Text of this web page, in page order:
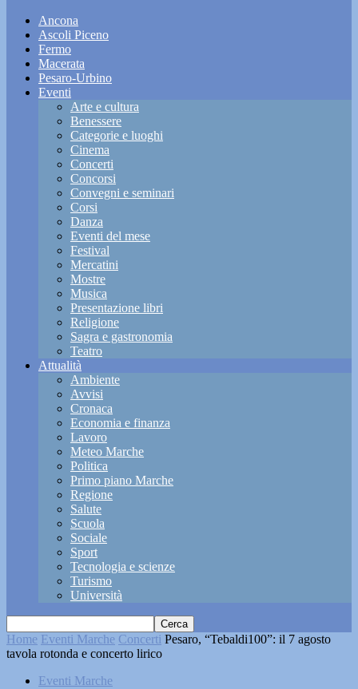
Ancona
Ascoli Piceno
Fermo
Macerata
Pesaro-Urbino
Eventi
Arte e cultura
Benessere
Categorie e luoghi
Cinema
Concerti
Concorsi
Convegni e seminari
Corsi
Danza
Eventi del mese
Festival
Mercatini
Mostre
Musica
Presentazione libri
Religione
Sagra e gastronomia
Teatro
Attualità
Ambiente
Avvisi
Cronaca
Economia e finanza
Lavoro
Meteo Marche
Politica
Primo piano Marche
Regione
Salute
Scuola
Sociale
Sport
Tecnologia e scienze
Turismo
Università
Home Eventi Marche Concerti Pesaro, “Tebaldi100”: il 7 agosto
tavola rotonda e concerto lirico
Eventi Marche